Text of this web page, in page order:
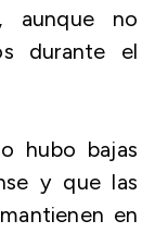
aunque no
durante el
hubo bajas
y que las
en